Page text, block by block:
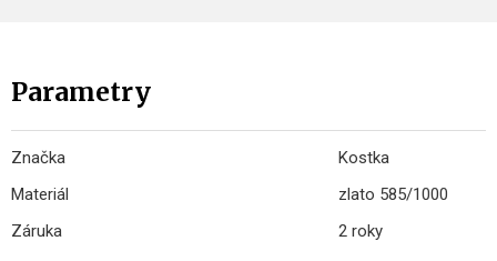
Parametry
Značka
Kostka
Materiál
zlato 585/1000
Záruka
2 roky